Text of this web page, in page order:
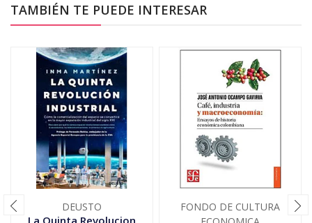
TAMBIÉN TE PUEDE INTERESAR
DEUSTO
La Quinta Revolucion
FONDO DE CULTURA